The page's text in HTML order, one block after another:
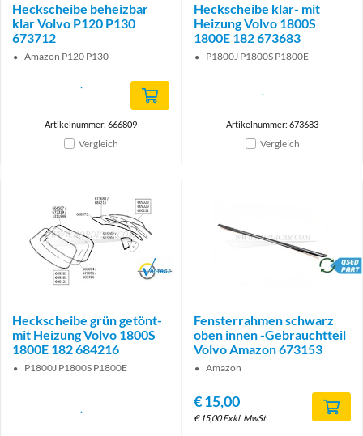
Heckscheibe beheizbar
klar Volvo P120 P130
673712
Amazon P120 P130
Artikelnummer: 666809
Vergleich
Heckscheibe klar- mit
Heizung Volvo 1800S
1800E 182 673683
P1800J P1800S P1800E
Artikelnummer: 673683
Vergleich
Brand
Heckscheibe grün getönt-
mit Heizung Volvo 1800S
1800E 182 684216
P1800J P1800S P1800E
brand
Fensterrahmen schwarz
oben innen -Gebrauchtteil
Volvo Amazon 673153
Amazon
€15,00
€15,00 Exkl. MwSt